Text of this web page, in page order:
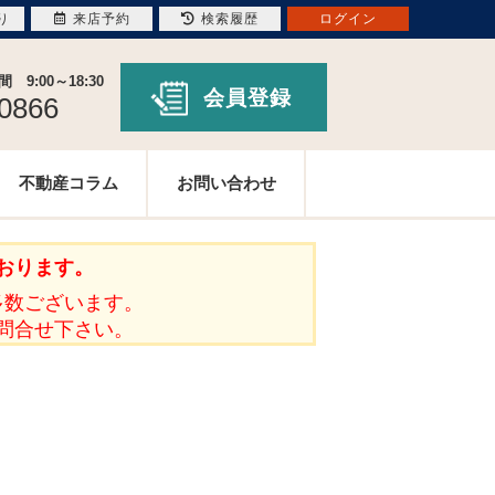
9:00～18:30
会員登録
不動産コラム お問い合わせ
ります。
ございます。
合せ下さい。
来店予約 検索履歴 ログイン